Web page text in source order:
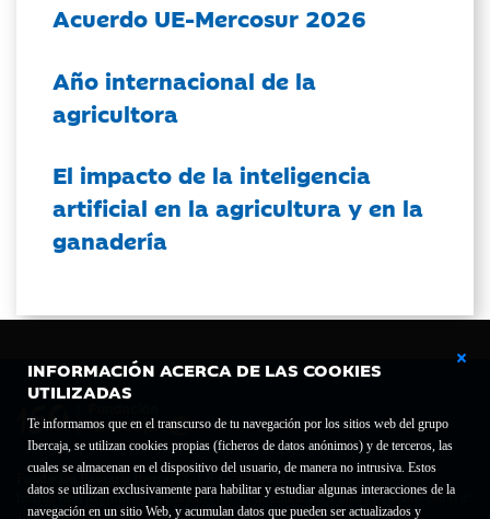
INFORMACIÓN ACERCA DE LAS COOKIES
UTILIZADAS
Te informamos que en el transcurso de tu navegación por los sitios web del grupo
Ibercaja, se utilizan cookies propias (ficheros de datos anónimos) y de terceros, las
cuales se almacenan en el dispositivo del usuario, de manera no intrusiva. Estos
datos se utilizan exclusivamente para habilitar y estudiar algunas interacciones de la
navegación en un sitio Web, y acumulan datos que pueden ser actualizados y
Acuerdo UE-Mercosur 2026
Año internacional de la
agricultora
El impacto de la inteligencia
artificial en la agricultura y en la
ganadería
Fundación Bancaria Ibercaja C.I.F. G-50000652.
Inscrita en el Registro de Fundaciones del Mº de Educación, Cultura y Deporte con el nº